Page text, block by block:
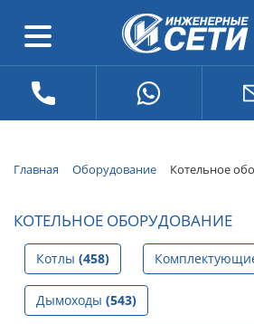
Главная Оборудование Котельное
КОТЕЛЬНОЕ ОБОРУДОВАНИЕ
Котлы (458)
Дымоходы (543)